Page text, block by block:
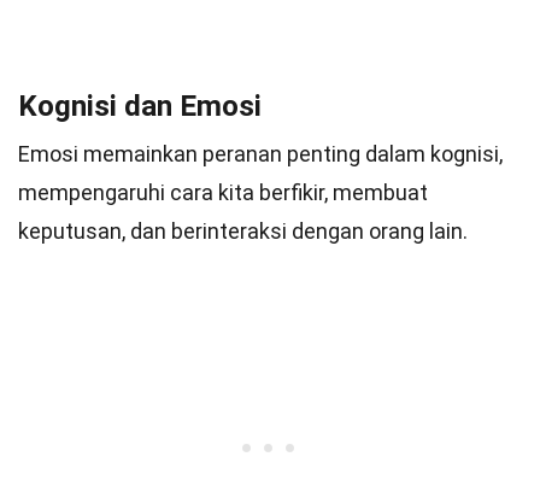
Kognisi dan Emosi
Emosi memainkan peranan penting dalam kognisi,
mempengaruhi cara kita berfikir, membuat
keputusan, dan berinteraksi dengan orang lain.